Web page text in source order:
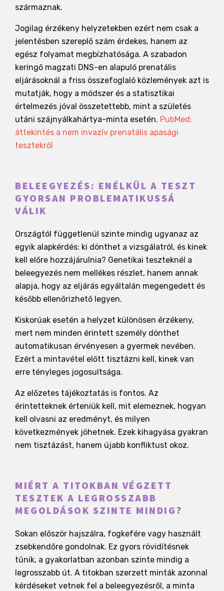
származnak.
Jogilag érzékeny helyzetekben ezért nem csak a
jelentésben szereplő szám érdekes, hanem az
egész folyamat megbízhatósága. A szabadon
keringő magzati DNS-en alapuló prenatális
eljárásoknál a friss összefoglaló közlemények azt is
mutatják, hogy a módszer és a statisztikai
értelmezés jóval összetettebb, mint a születés
utáni szájnyálkahártya-minta esetén. PubMed:
áttekintés a nem invazív prenatális apasági
tesztekről
BELEEGYEZÉS: ENÉLKÜL A TESZT
GYORSAN PROBLEMATIKUSSÁ
VÁLIK
Országtól függetlenül szinte mindig ugyanaz az
egyik alapkérdés: ki dönthet a vizsgálatról, és kinek
kell előre hozzájárulnia? Genetikai teszteknél a
beleegyezés nem mellékes részlet, hanem annak
alapja, hogy az eljárás egyáltalán megengedett és
később ellenőrizhető legyen.
Kiskorúak esetén a helyzet különösen érzékeny,
mert nem minden érintett személy dönthet
automatikusan érvényesen a gyermek nevében.
Ezért a mintavétel előtt tisztázni kell, kinek van
erre tényleges jogosultsága.
Az előzetes tájékoztatás is fontos. Az
érintetteknek érteniük kell, mit elemeznek, hogyan
kell olvasni az eredményt, és milyen
következmények jöhetnek. Ezek kihagyása gyakran
nem tisztázást, hanem újabb konfliktust okoz.
MIÉRT A TITOKBAN VÉGZETT
TESZTEK A LEGROSSZABB
MEGOLDÁSOK SZINTE MINDIG?
Sokan először hajszálra, fogkefére vagy használt
zsebkendőre gondolnak. Ez gyors rövidítésnek
tűnik, a gyakorlatban azonban szinte mindig a
legrosszabb út. A titokban szerzett minták azonnal
kérdéseket vetnek fel a beleegyezésről, a minta